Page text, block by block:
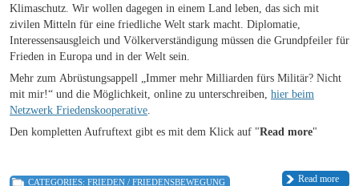
Klimaschutz. Wir wollen dagegen in einem Land leben, das sich mit
zivilen Mitteln für eine friedliche Welt stark macht. Diplomatie,
Interessensausgleich und Völkerverständigung müssen die Grundpfeiler für
Frieden in Europa und in der Welt sein.
Mehr zum Abrüstungsappell „Immer mehr Milliarden fürs Militär? Nicht
mit mir!“ und die Möglichkeit, online zu unterschreiben, hier beim
Netzwerk Friedenskooperative.
Den kompletten Aufruftext gibt es mit dem Klick auf "Read more"
Read more
CATEGORIES: FRIEDEN / FRIEDENSBEWEGUNG